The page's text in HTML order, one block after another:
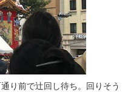
り前で辻回し待ち。回りそう